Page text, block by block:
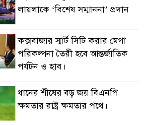
লায়লাকে ‘বিশেষ সম্মাননা’ প্রদান
কক্সবাজার স্মার্ট সিটি করার মেগা
পরিকল্পনা তৈরী হবে আন্তর্জাতিক
পর্যটন ও হাব।
ধানের শীষের বড় জয় বিএনপি
ক্ষমতার রাষ্ট্র ক্ষমতার পথে।